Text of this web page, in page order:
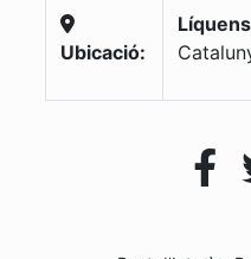
Ubicació: